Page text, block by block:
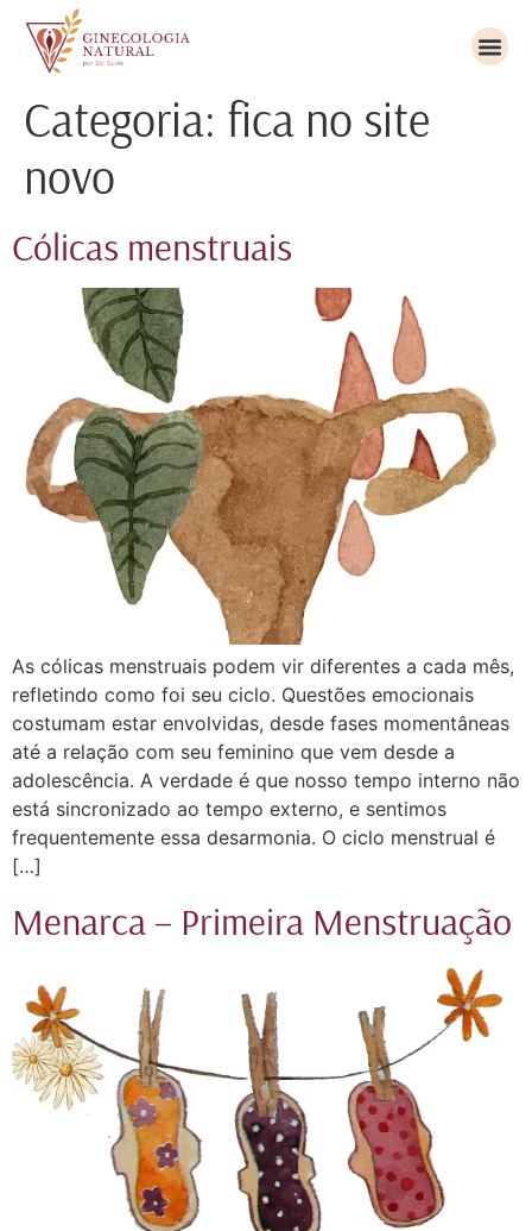
Categoria: fica no site
novo
Cólicas menstruais
As cólicas menstruais podem vir diferentes a cada mês,
refletindo como foi seu ciclo. Questões emocionais
costumam estar envolvidas, desde fases momentâneas
até a relação com seu feminino que vem desde a
adolescência. A verdade é que nosso tempo interno não
está sincronizado ao tempo externo, e sentimos
frequentemente essa desarmonia. O ciclo menstrual é
[…]
Menarca – Primeira Menstruação